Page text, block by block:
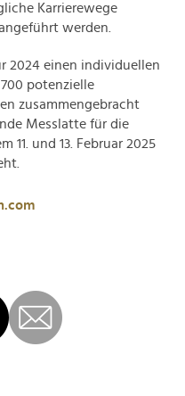
Karrierewege
werden.
2024 einen individuellen
potenzielle
zusammengebracht
Messlatte für die
11. und 13. Februar 2025